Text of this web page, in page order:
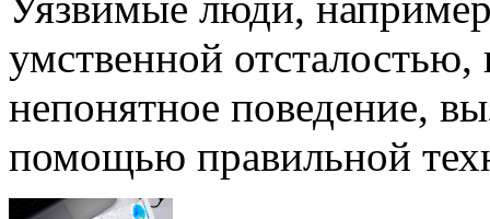
умственной
непонятное поведение,
помощью правильной